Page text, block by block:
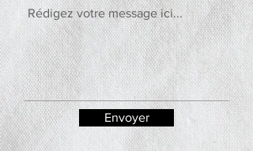
Envoyer